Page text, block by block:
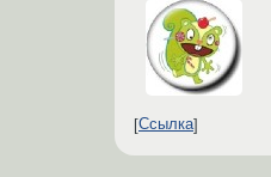
Ссылка